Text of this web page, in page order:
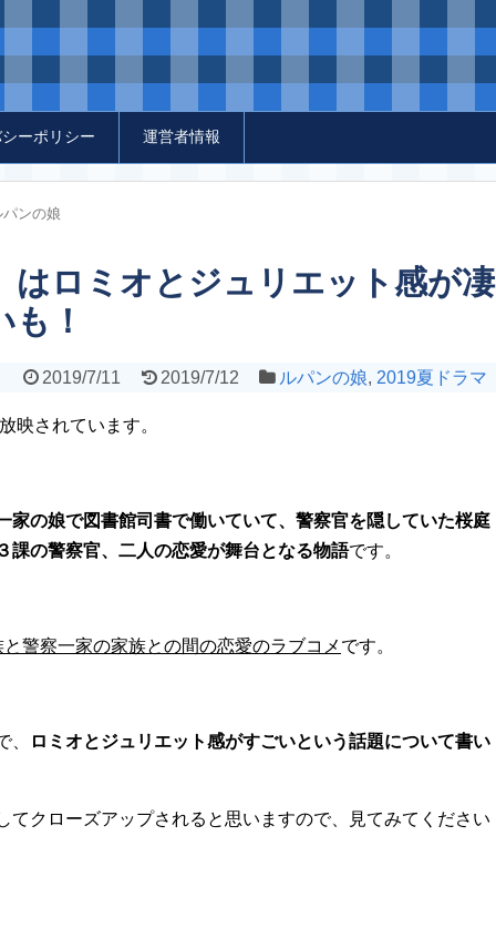
ーポリシー 運営者情報
パンの娘
はロミオとジュリエット感が凄
！
2019/7/11 2019/7/12 ルパンの娘, 2019夏ドラマ
映されています。
家の娘で図書館司書で働いていて、警察官を隠していた桜庭
課の警察官、二人の恋愛が舞台となる物語です。
警察一家の家族との間の恋愛のラブコメ です。
、
ロミオとジュリエット感がすごいという話題について書い
てクローズアップされると思いますので、見てみてください